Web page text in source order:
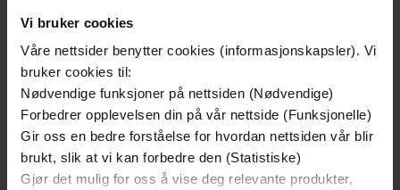
Vi bruker cookies
Våre nettsider benytter cookies (informasjonskapsler). Vi
bruker cookies til:
Nødvendige funksjoner på nettsiden (Nødvendige)
Forbedrer opplevelsen din på vår nettside (Funksjonelle)
Gir oss en bedre forståelse for hvordan nettsiden vår blir
brukt, slik at vi kan forbedre den (Statistiske)
Gjør det mulig for oss å vise deg relevante produkter,
Undertittel
Writers on Depression, Suicide, and
Feeling Blue
Forfattere Amy Ferris(redaktør)
Forlag Seal Press